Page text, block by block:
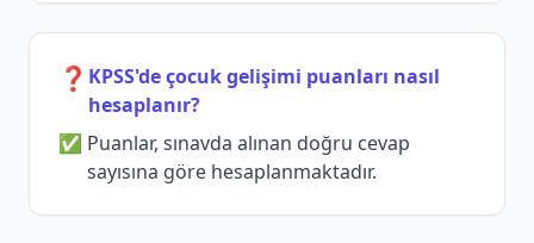
❓ KPSS'de çocuk gelişimi puanları nasıl
hesaplanır?
Puanlar, sınavda alınan doğru cevap
sayısına göre hesaplanmaktadır.